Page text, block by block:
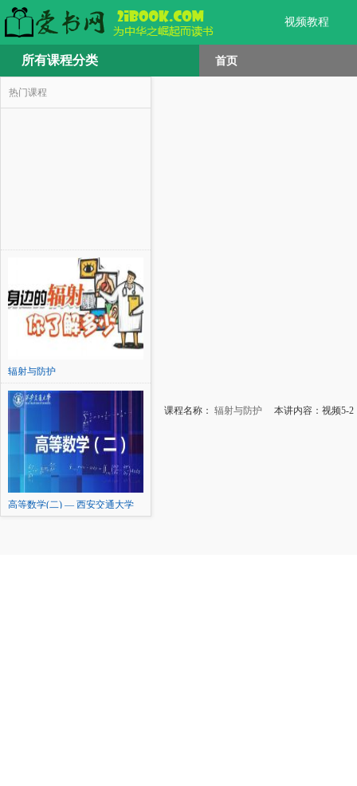
视频教程
所有课程分类 首页
热门课程
辐射与防护
高等数学(二) — 西安交通大学
课程名称： 辐射与防护 本讲内容：视频5-2